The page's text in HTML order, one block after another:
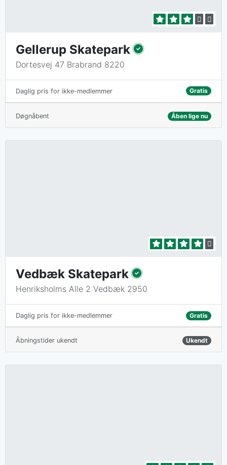
Gellerup Skatepark
Dortesvej 47 Brabrand 8220
Daglig pris for ikke-medlemmer Gratis
Døgnåbent Åben lige nu
Vedbæk Skatepark
Henriksholms Alle 2 Vedbæk 2950
Daglig pris for ikke-medlemmer Gratis
Åbningstider ukendt Ukendt